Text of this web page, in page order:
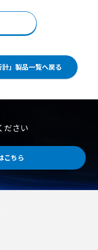
の冷風直撃による作業者
一な温度管理が求められ
しく吸汗性にも優れ、快
。 独自のオーベルト構造
に防ぎ、目元や顔周りが
り返し使用できる点も特
混入防止 ●肌にやさしく
トによる毛髪はみ出し防
およびオーダーメイドで
計」製品一覧へ戻る
ださい
こちら